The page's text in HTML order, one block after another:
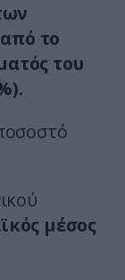
το
του
μέσος